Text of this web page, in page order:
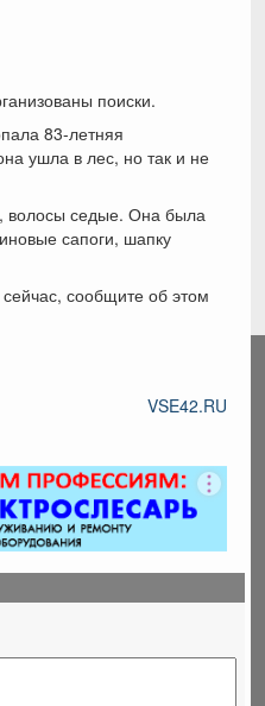
поиски.
83-летняя
ушла в лес, но так и не
волосы седые. Она была
сапоги, шапку
сообщите об этом
VSE42.RU